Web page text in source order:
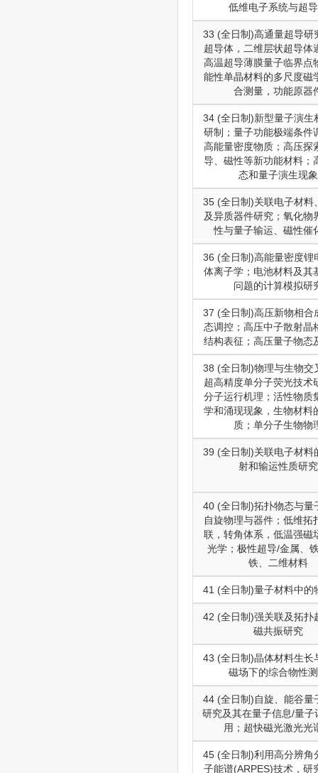
低维电子系统与超
33 (全日制)高通量超导研
超导体，二维层状超导体
高温超导薄膜量子临界点
能性单晶材料的多尺度磁
合测量，功能原器
34 (全日制)新型量子演生
研制；量子功能极端条件
高能量密度物质；高压探
导、磁性等新功能材料；
态和量子演生现象
35 (全日制)关联电子材料
及异质器件研究；氧化物
性与量子输运、磁性催
36 (全日制)高能量密度锂
体离子学；电池材料及其
问题的计算模拟研
37 (全日制)高压新物相合
态调控；高压中子散射晶
结构表征；高压量子物态
38 (全日制)物理与生物交
超高精度单分子荧光技术
分子运行机理；活性物质
学和涌现现象，生物材料
质；单分子生物物
39 (全日制)关联电子材料
射和输运性质研究
40 (全日制)拓扑物态与量
自旋物理与器件；低维拓
联，转角体系，低温强磁
光学；极性超导/金属、
铁、二维材料
41 (全日制)量子材料中的
42 (全日制)强关联及拓扑
磁共振研究
43 (全日制)晶体材料生长
磁场下的综合物性
44 (全日制)自旋、能谷量
研究及其在量子信息/量子
用；超快磁光激光光
45 (全日制)利用高分辨角
子能谱(ARPES)技术，研